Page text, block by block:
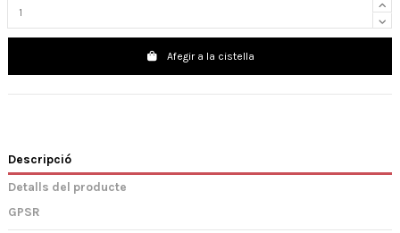
Afegir a la cistella
Descripció
Detalls del producte
GPSR